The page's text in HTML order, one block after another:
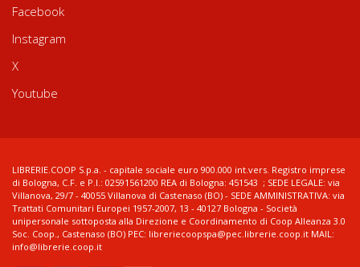
Facebook
Instagram
X
Youtube
LIBRERIE.COOP S.p.a. - capitale sociale euro 900.000 int.vers. Registro imprese
di Bologna, C.F. e P.I.: 02591561200 REA di Bologna: 451543 ; SEDE LEGALE: via
Villanova, 29/7 - 40055 Villanova di Castenaso (BO) - SEDE AMMINISTRATIVA: via
Trattati Comunitari Europei 1957-2007, 13 - 40127 Bologna - Società
unipersonale sottoposta alla Direzione e Coordinamento di Coop Alleanza 3.0
Soc. Coop., Castenaso (BO) PEC: libreriecoopspa@pec.librerie.coop.it MAIL:
info@librerie.coop.it